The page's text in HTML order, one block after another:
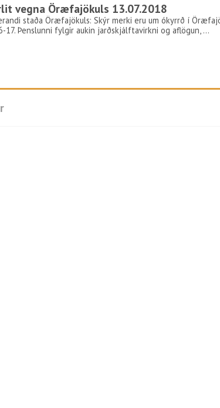
vegna Öræfajökuls 13.07.2018
staða Öræfajökuls: Skýr merki eru um ókyrrð í
17. Þenslunni fylgir aukin jarðskjálftavirkni og aflögun, …